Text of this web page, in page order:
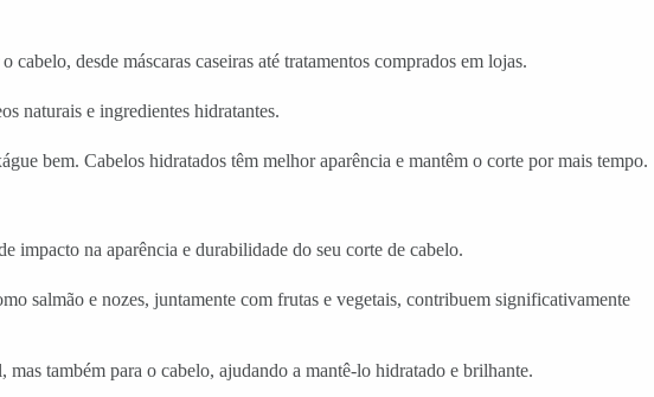
desde máscaras caseiras até tratamentos comprados em lojas.
naturais e ingredientes hidratantes.
bem. Cabelos hidratados têm melhor aparência e mantêm o corte por mais tempo.
impacto na aparência e durabilidade do seu corte de cabelo.
salmão e nozes, juntamente com frutas e vegetais, contribuem significativamente
também para o cabelo, ajudando a mantê-lo hidratado e brilhante.